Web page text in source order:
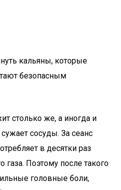
кальяны, которые
безопасным
столько же, а иногда и
сосуды. За сеанс
в десятки раз
газа. Поэтому после такого
головные боли,